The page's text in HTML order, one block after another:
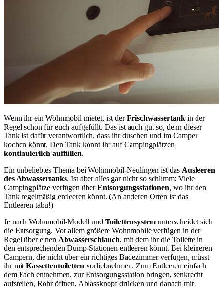
Wenn ihr ein Wohnmobil mietet, ist derFrischwassertank in der
Regel schon für euch aufgefüllt. Das ist auch gut so, denn dieser
Tank ist dafür verantwortlich, dass ihr duschen und im Camper
kochen könnt. Den Tank könnt ihr auf Campingplätzen
kontinuierlich auffüllen.
Ein unbeliebtes Thema bei Wohnmobil-Neulingen ist das Ausleeren
des Abwassertanks. Ist aber alles gar nicht so schlimm: Viele
Campingplätze verfügen überEntsorgungsstationen, wo ihr den
Tank regelmäßig entleeren könnt. (An anderen Orten ist das
Entleeren tabu!)
Je nach Wohnmobil-Modell und Toilettensystem unterscheidet sich
die Entsorgung. Vor allem größere Wohnmobile verfügen in der
Regel über einen Abwasserschlauch, mit dem ihr die Toilette in
den entsprechenden Dump-Stationen entleeren könnt. Bei kleineren
Campern, die nicht über ein richtiges Badezimmer verfügen, müsst
ihr mit Kassettentoiletten vorliebnehmen. Zum Entleeren einfach
dem Fach entnehmen, zur Entsorgungsstation bringen, senkrecht
aufstellen, Rohr öffnen, Ablassknopf drücken und danach mit